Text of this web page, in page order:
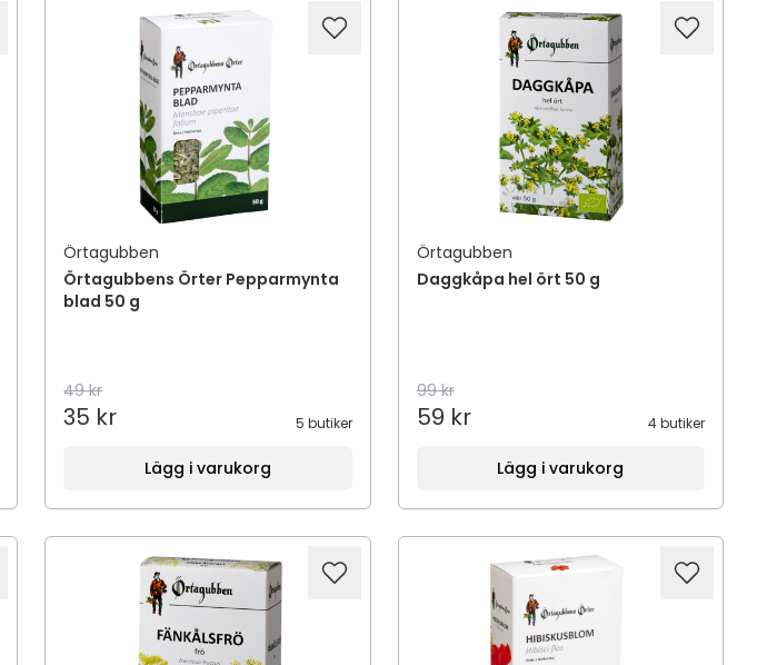
Örtagubben
Örtagubbens Örter Pepparmynta
blad 50 g
49 kr
35 kr 5 butiker
Lägg i varukorg
Örtagubben
Daggkåpa hel ört 50 g
99 kr
59 kr 4 butiker
Lägg i varukorg